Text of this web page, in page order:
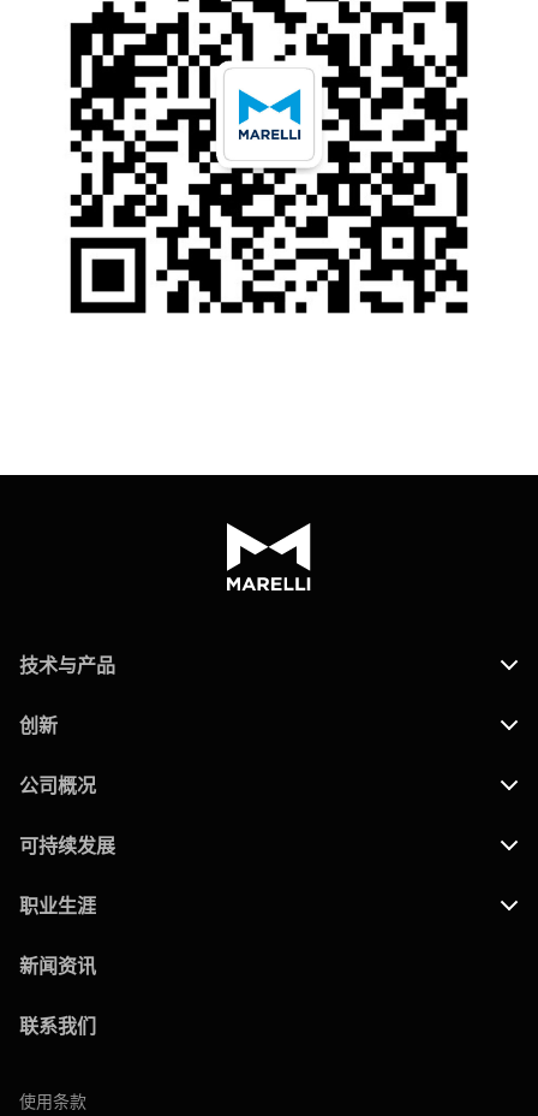
技术与产品
创新
公司概况
可持续发展
职业生涯
新闻资讯
联系我们
使用条款